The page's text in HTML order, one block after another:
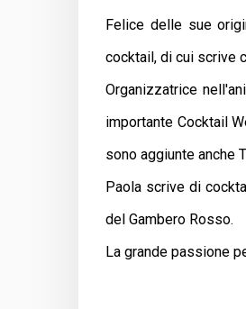
Felice delle sue
cocktail, di cui scrive
Organizzatrice
importante Cocktail
sono aggiunte anche
Paola scrive di
del Gambero Rosso.
La grande passione